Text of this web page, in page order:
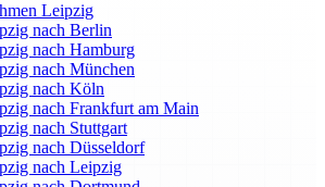
Leipzig
nach Berlin
nach Hamburg
nach München
nach Köln
nach Frankfurt am Main
nach Stuttgart
nach Düsseldorf
nach Leipzig